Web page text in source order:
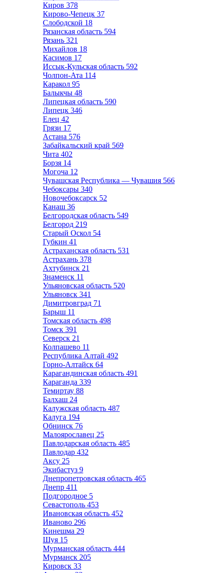
Киров 378
Кирово-Чепецк 37
Слободской 18
Рязанская область 594
Рязань 321
Михайлов 18
Касимов 17
Иссык-Кульская область 592
Чолпон-Ата 114
Каракол 95
Балыкчы 48
Липецкая область 590
Липецк 346
Елец 42
Грязи 17
Астана 576
Забайкальский край 569
Чита 402
Борзя 14
Могоча 12
Чувашская Республика — Чувашия 566
Чебоксары 340
Новочебоксарск 52
Канаш 36
Белгородская область 549
Белгород 219
Старый Оскол 54
Губкин 41
Астраханская область 531
Астрахань 378
Ахтубинск 21
Знаменск 11
Ульяновская область 520
Ульяновск 341
Димитровград 71
Барыш 11
Томская область 498
Томск 391
Северск 21
Колпашево 11
Республика Алтай 492
Горно-Алтайск 64
Карагандинская область 491
Караганда 339
Темиртау 88
Балхаш 24
Калужская область 487
Калуга 194
Обнинск 76
Малоярославец 25
Павлодарская область 485
Павлодар 432
Аксу 25
Экибастуз 9
Днепропетровская область 465
Днепр 411
Подгородное 5
Севастополь 453
Ивановская область 452
Иваново 296
Кинешма 29
Шуя 15
Мурманская область 444
Мурманск 205
Кировск 33